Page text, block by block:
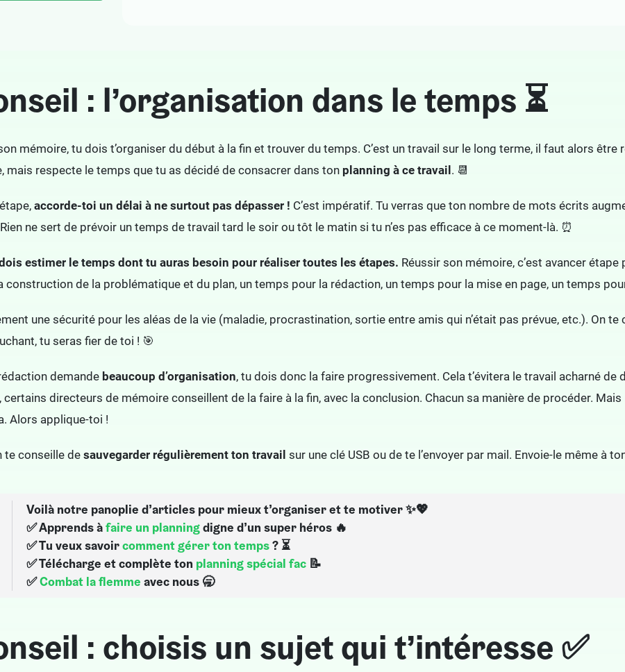
: l’organisation dans le temps ⏳
mémoire, tu dois t’organiser du début à la fin et trouver du temps. C’est un travail sur le long terme, il faut alors
mais respecte le temps que tu as décidé de consacrer dans ton planning à ce travail . 📆
accorde-toi un délai à ne surtout pas dépasser ! C’est impératif. Tu verras que ton nombre de mots écrits
ne sert de prévoir un temps de travail tard le soir ou tôt le matin si tu n’es pas efficace à ce moment-là. ⏰
estimer le temps dont tu auras besoin pour réaliser toutes les étapes. Réussir son mémoire, c’est avancer
construction de la problématique et du plan, un temps pour la rédaction, un temps pour la mise en page, un temps
une sécurité pour les aléas de la vie (maladie, procrastination, sortie entre amis qui n’était pas prévue, etc.). On
tu seras fier de toi ! 🎯
demande beaucoup d’organisation, tu dois donc la faire progressivement. Cela t’évitera le travail acharné de
certains directeurs de mémoire conseillent de la faire à la fin, avec la conclusion. Chacun sa manière de procéder.
Alors applique-toi !
te conseille de sauvegarder régulièrement ton travail sur une clé USB ou de te l’envoyer par mail. Envoie-le même à
Voilà notre panoplie d’articles pour mieux t’organiser et te motiver ✨💖
✅ Apprends àfaire un planningdigne d’un super héros 🔥
✅ Tu veux savoircomment gérer ton temps? ⏳
✅ Télécharge et complète ton planning spécial fac 📝
✅Combat la flemme avec nous 🥱
: choisis un sujet qui t’intéresse ✅